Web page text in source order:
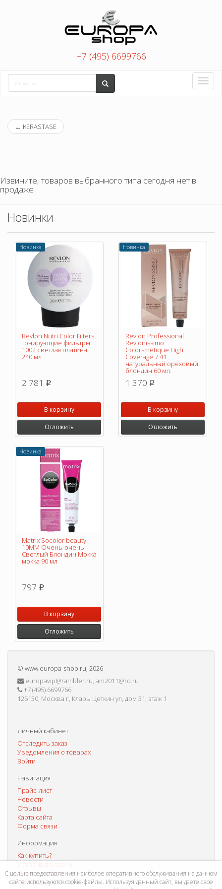
+7 (495) 6699766
Toggle
← KERASTASE
Извините, товаров выбранного типа сегодня нет в
продаже
Новинки
Новинка
Revlon Nutri Color Filters
тонирующие фильтры
1002 светлая платина
240 мл
2 781 p
В корзину
Отложить
Новинка
Revlon Professional
Revlonissimo
Colorsmetique High
Coverage 7.41
натуральный ореховый
блондин 60 мл.
1 370 p
В корзину
Отложить
Новинка
Matrix Socolor beauty
10MM Очень-очень
Светлый Блондин Мокка
мокка 90 мл
797 p
В корзину
Отложить
© www.europa-shop.ru, 2026
europavip@rambler.ru, am2011@ro.ru
+7 (495) 6699766
125130, Москва г, Клары Цеткин ул, дом 31, этаж 1
Личный кабинет
Отследить заказ
Уведомления о товарах
Войти
Навигация
Прайс-лист
Новости
Отзывы
Карта сайта
Форма связи
Информация
Как купить?
Условия доставки
Способы оплаты
Система скидок
С целью предоставления наиболее оперативного обслуживания на данном
сайте используются cookie-файлы. Используя данный сайт, вы даете свое